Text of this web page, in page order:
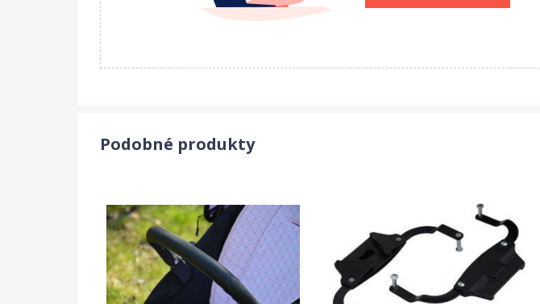
Podobné produkty